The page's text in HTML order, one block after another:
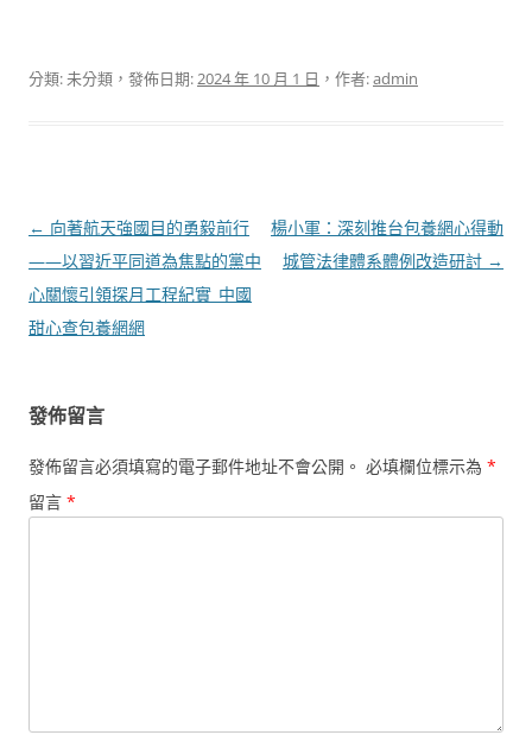
分類: 未分類，發佈日期:2024 年 10 月 1 日 ，作者:admin
文
章
導
覽
← 向著航天強國目的勇毅前行
——以習近平同道為焦點的黨中
心關懷引領探月工程紀實_中國
甜心查包養網網
楊小軍：深刻推台包養網心得動
城管法律體系體例改造研討 →
發佈留言
發佈留言必須填寫的電子郵件地址不會公開。 必填欄位標示為 *
留言 *